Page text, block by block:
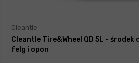
Cleantle
Cleantle Tire&Wheel QD 5L - środek
felg i opon